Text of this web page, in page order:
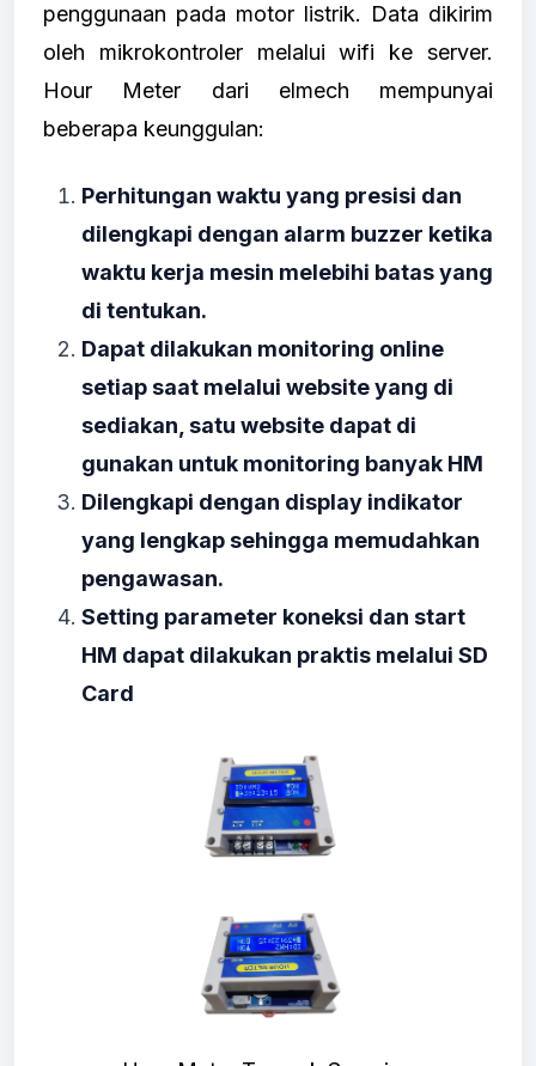
penggunaan pada motor listrik. Data dikirim
oleh mikrokontroler melalui wifi ke server.
Hour Meter dari elmech mempunyai
beberapa keunggulan:
Perhitungan waktu yang presisi dan
dilengkapi dengan alarm buzzer ketika
waktu kerja mesin melebihi batas yang
di tentukan.
Dapat dilakukan monitoring online
setiap saat melalui website yang di
sediakan, satu website dapat di
gunakan untuk monitoring banyak HM
Dilengkapi dengan display indikator
yang lengkap sehingga memudahkan
pengawasan.
Setting parameter koneksi dan start
HM dapat dilakukan praktis melalui SD
Card